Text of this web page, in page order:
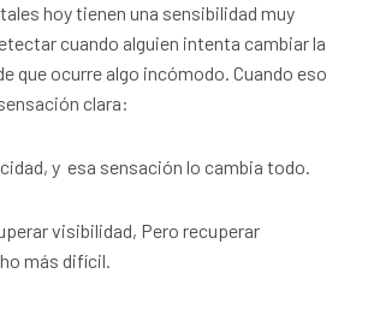
hoy tienen una sensibilidad muy
cuando alguien intenta cambiar la
que ocurre algo incómodo. Cuando eso
clara:
y esa sensación lo cambia todo.
visibilidad, Pero recuperar
más difícil.